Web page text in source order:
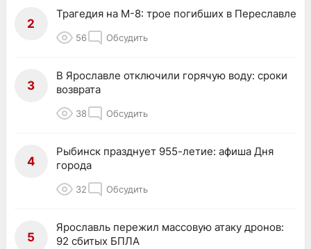
2
Трагедия на М-8: трое погибших в Переславле
56 Обсудить
3
В Ярославле отключили горячую воду: сроки
возврата
38 Обсудить
4
Рыбинск празднует 955-летие: афиша Дня
города
32 Обсудить
5
Ярославль пережил массовую атаку дронов:
92 сбитых БПЛА